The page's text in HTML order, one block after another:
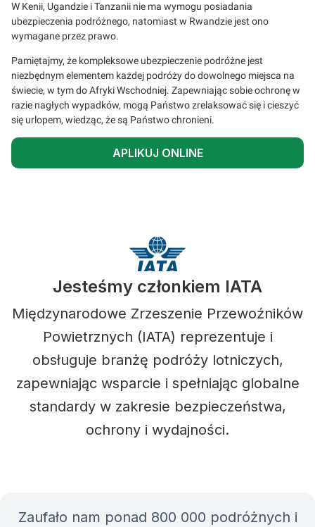
W Kenii, Ugandzie i Tanzanii nie ma wymogu posiadania
ubezpieczenia podróżnego, natomiast w Rwandzie jest ono
wymagane przez prawo.
Pamiętajmy, że kompleksowe ubezpieczenie podróżne jest
niezbędnym elementem każdej podróży do dowolnego miejsca na
świecie, w tym do Afryki Wschodniej. Zapewniając sobie ochronę w
razie nagłych wypadków, mogą Państwo zrelaksować się i cieszyć
się urlopem, wiedząc, że są Państwo chronieni.
APLIKUJ ONLINE
Jesteśmy członkiem IATA
Międzynarodowe Zrzeszenie Przewoźników
Powietrznych (IATA) reprezentuje i
obsługuje branżę podróży lotniczych,
zapewniając wsparcie i spełniając globalne
standardy w zakresie bezpieczeństwa,
ochrony i wydajności.
Zaufało nam ponad 800 000 podróżnych i